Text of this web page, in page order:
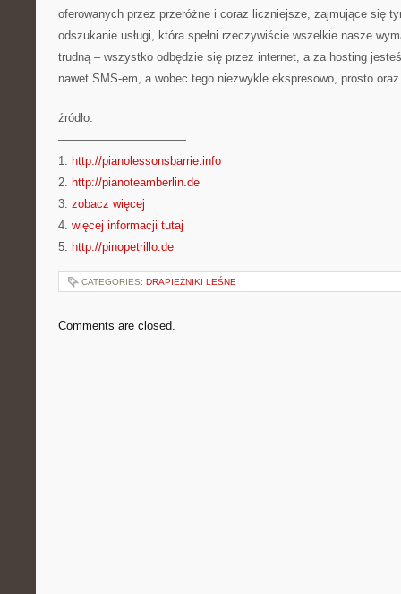
oferowanych przez przeróżne i coraz liczniejsze, zajmujące się
odszukanie usługi, która spełni rzeczywiście wszelkie nasze
trudną – wszystko odbędzie się przez internet, a za hosting
nawet SMS-em, a wobec tego niezwykle ekspresowo, prosto
źródło:
———————————
1. http://pianolessonsbarrie.info
2. http://pianoteamberlin.de
3. zobacz więcej
4. więcej informacji tutaj
5. http://pinopetrillo.de
CATEGORIES: DRAPIEŻNIKI LEŚNE
Comments are closed.